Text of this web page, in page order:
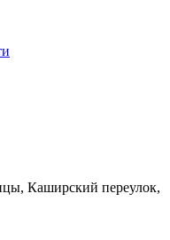
Каширский переулок,